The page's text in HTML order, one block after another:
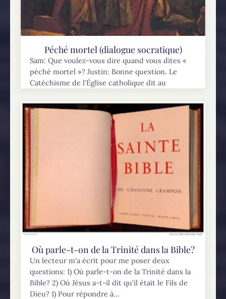
Péché mortel (dialogue socratique)
Sam: Que voulez-vous dire quand vous dites «
péché mortel »? Justin: Bonne question. Le
Catéchisme de l'Église catholique dit au
mortel, trois...
Où parle-t-on de la Trinité dans la Bible?
Un lecteur m'a écrit pour me poser deux
questions: 1) Où parle-t-on de la Trinité dans la
Bible? 2) Où Jésus a-t-il dit qu'il était le Fils de
Dieu? 1) Pour répondre à...